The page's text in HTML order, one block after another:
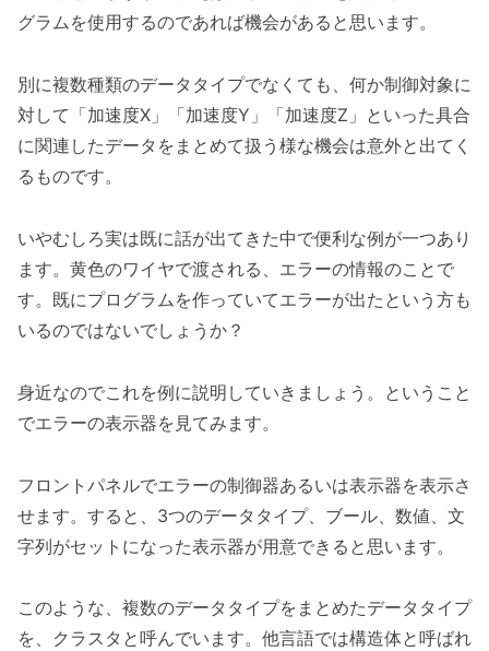
グラムを使用するのであれば機会があると思います。
別に複数種類のデータタイプでなくても、何か制御対象に
対して「加速度X」「加速度Y」「加速度Z」といった具合
に関連したデータをまとめて扱う様な機会は意外と出てく
るものです。
いやむしろ実は既に話が出てきた中で便利な例が一つあり
ます。黄色のワイヤで渡される、エラーの情報のことで
す。既にプログラムを作っていてエラーが出たという方も
いるのではないでしょうか？
身近なのでこれを例に説明していきましょう。ということ
でエラーの表示器を見てみます。
フロントパネルでエラーの制御器あるいは表示器を表示さ
せます。すると、3つのデータタイプ、ブール、数値、文
字列がセットになった表示器が用意できると思います。
このような、複数のデータタイプをまとめたデータタイプ
を、クラスタと呼んでいます。他言語では構造体と呼ばれ